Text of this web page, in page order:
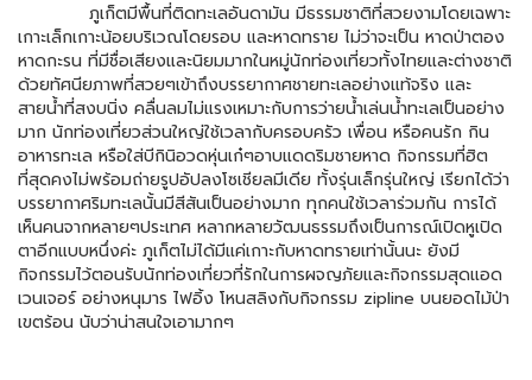
ภูเก็ตมีพื้นที่ติดทะเลอันดามัน มีธรรมชาติที่สวยงามโดยเฉพาะ
เกาะเล็กเกาะน้อยบริเวณโดยรอบ และหาดทราย ไม่ว่าจะเป็น หาดป่าตอง
หาดกะรน ที่มีชื่อเสียงและนิยมมากในหมู่นักท่องเที่ยวทั้งไทยและต่างชาติ
ด้วยทัศนียภาพที่สวยๆเข้าถึงบรรยากาศชายทะเลอย่างแท้จริง และ
สายน้ำที่สงบนิ่ง คลื่นลมไม่แรงเหมาะกับการว่ายน้ำเล่นน้ำทะเลเป็นอย่าง
มาก นักท่องเที่ยวส่วนใหญ่ใช้เวลากับครอบครัว เพื่อน หรือคนรัก กิน
อาหารทะเล หรือใส่บีกินิอวดหุ่นเก๋ๆอาบแดดริมชายหาด กิจกรรมที่ฮิต
ที่สุดคงไม่พร้อมถ่ายรูปอัปลงโซเชียลมีเดีย ทั้งรุ่นเล็กรุ่นใหญ่ เรียกได้ว่า
บรรยากาศริมทะเลนั้นมีสีสันเป็นอย่างมาก ทุกคนใช้เวลาร่วมกัน การได้
เห็นคนจากหลายๆประเทศ หลากหลายวัฒนธรรมถึงเป็นการณ์เปิดหูเปิด
ตาอีกแบบหนึ่งค่ะ ภูเก็ตไม่ได้มีแค่เกาะกับหาดทรายเท่านั้นนะ ยังมี
กิจกรรมไว้ตอนรับนักท่องเที่ยวที่รักในการผจญภัยและกิจกรรมสุดแอด
เวนเจอร์ อย่างหนุมาร ไฟอิ้ง โหนสลิงกับกิจกรรม zipline บนยอดไม้ป่า
เขตร้อน นับว่าน่าสนใจเอามากๆ